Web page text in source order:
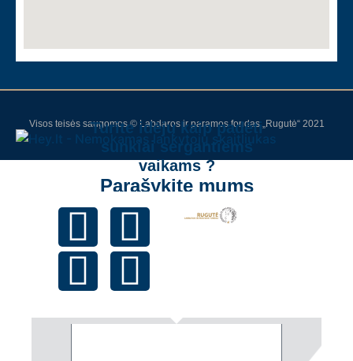
Visos teisės saugomos © Labdaros ir paramos fondas „Rugutė“ 2021
Turite idėjų kaip padėti
sunkiai sergantiems
vaikams ?
Parašykite mums
Email